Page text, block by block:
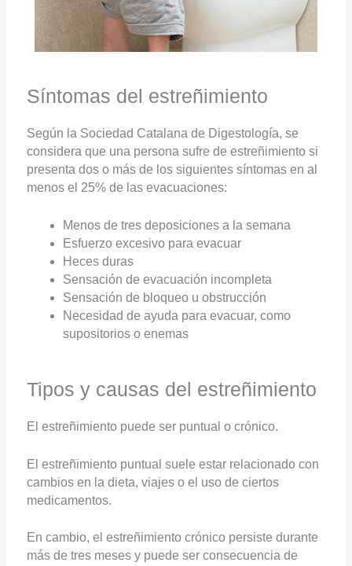
Síntomas del estreñimiento
Según la Sociedad Catalana de Digestología, se
considera que una persona sufre de estreñimiento si
presenta dos o más de los siguientes síntomas en al
menos el 25% de las evacuaciones:
Menos de tres deposiciones a la semana
Esfuerzo excesivo para evacuar
Heces duras
Sensación de evacuación incompleta
Sensación de bloqueo u obstrucción
Necesidad de ayuda para evacuar, como
supositorios o enemas
Tipos y causas del estreñimiento
El estreñimiento puede ser puntual o crónico.
El estreñimiento puntual suele estar relacionado con
cambios en la dieta, viajes o el uso de ciertos
medicamentos.
En cambio, el estreñimiento crónico persiste durante
más de tres meses y puede ser consecuencia de